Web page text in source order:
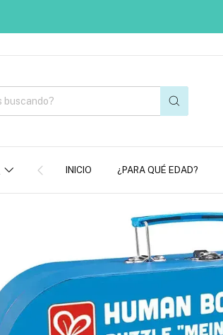
INICIO ¿PARA QUÉ EDAD?